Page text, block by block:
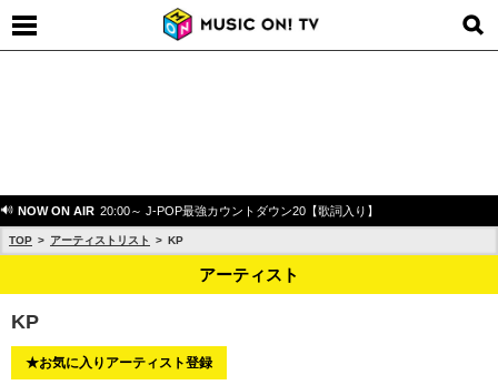
NOW ON AIR 20:00～ J-POP最強カウントダウン20【歌詞入り】
TOP アーティストリスト KP
アーティスト
KP
★お気に入りアーティスト登録